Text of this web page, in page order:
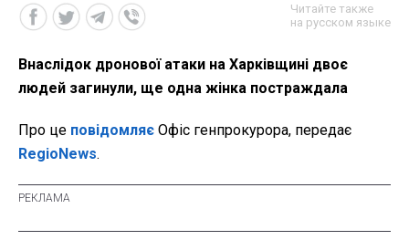
Читайте также
на русском языке
Внаслідок дронової атаки на Харківщині двоє
людей загинули, ще одна жінка постраждала
Про це повідомляє Офіс генпрокурора, передає
RegioNews.